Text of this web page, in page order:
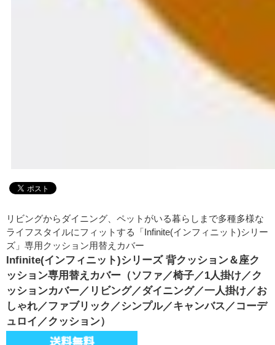
リビングからダイニング、ペットがいる暮らしまで多種多様な
ライフスタイルにフィットする「Infinite(インフィニット)シリー
ズ」専用クッション用替えカバー
Infinite(インフィニット)シリーズ 背クッション＆座ク
ッション専用替えカバー（ソファ／椅子／1人掛け／ク
ッションカバー／リビング／ダイニング／一人掛け／お
しゃれ／ファブリック／シンプル／キャンバス／コーデ
ュロイ／クッション）